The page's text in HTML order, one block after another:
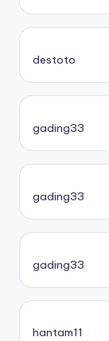
destoto
gading33
gading33
gading33
hantam11